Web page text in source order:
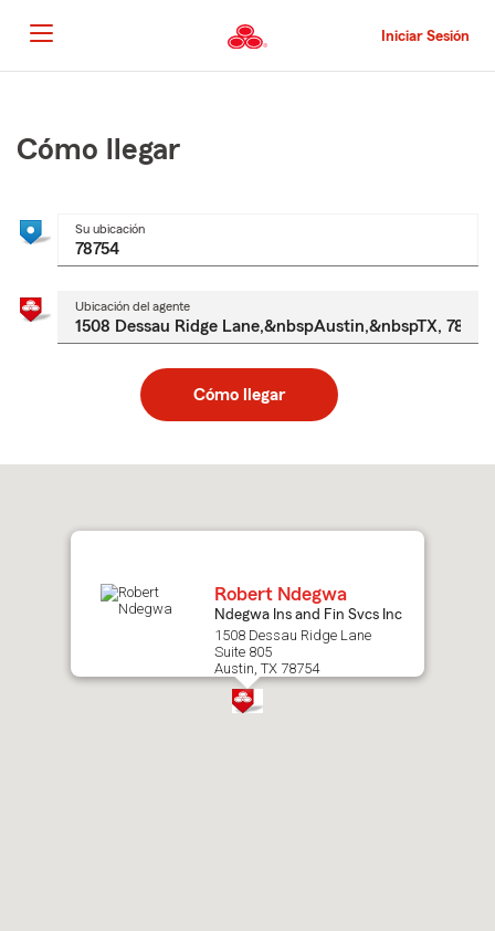
al
contenido
principal
Iniciar Sesión
principal
Cómo llegar
Su ubicación
Ubicación del agente
Cómo llegar
to
Robert Ndegwa
Ndegwa Ins and Fin Svcs Inc
1508 Dessau Ridge Lane
Suite 805
Austin, TX 78754